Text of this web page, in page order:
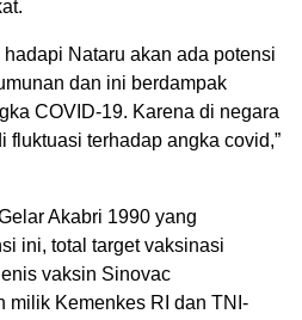
Nataru akan ada potensi
dan ini berdampak
COVID-19. Karena di negara
fluktuasi terhadap angka covid,”
Akabri 1990 yang
ini, total target vaksinasi
vaksin Sinovac
milik Kemenkes RI dan TNI-